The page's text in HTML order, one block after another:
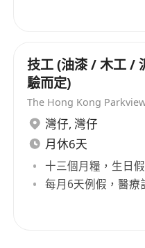
技工 (油漆 / 木工 /
驗而定)
The Hong Kong
灣仔, 灣仔
月休6天
十三個月糧，生日
每月6天例假，醫療